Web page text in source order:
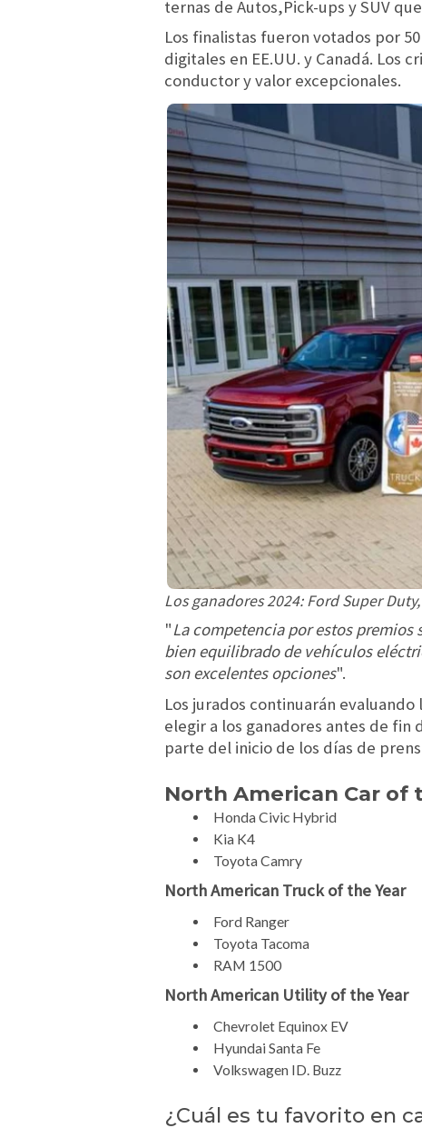
ternas de Autos,Pick-ups y SUV
Los finalistas fueron votados por
digitales en EE.UU. y Canadá.
conductor y valor excepcionales.
Los ganadores 2024: Ford Super
"La competencia por estos premios
bien equilibrado de vehículos
son excelentes opciones".
Los jurados continuarán
elegir a los ganadores antes de fin
parte del inicio de los días de
North American Car of
Honda Civic Hybrid
Kia K4
Toyota Camry
North American Truck of the Year
Ford Ranger
Toyota Tacoma
RAM 1500
North American Utility of the Year
Chevrolet Equinox EV
Hyundai Santa Fe
Volkswagen ID. Buzz
¿Cuál es tu favorito en